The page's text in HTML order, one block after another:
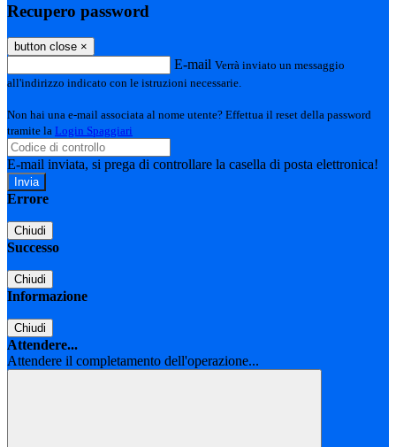
Recupero password
button close ×
E-mail Verrà inviato un messaggio
all'indirizzo indicato con le istruzioni necessarie.
Non hai una e-mail associata al nome utente? Effettua il reset della password
tramite la Login Spaggiari
E-mail inviata, si prega di controllare la casella di posta elettronica!
Errore
Chiudi
Successo
Chiudi
Informazione
Chiudi
Attendere...
Attendere il completamento dell'operazione...